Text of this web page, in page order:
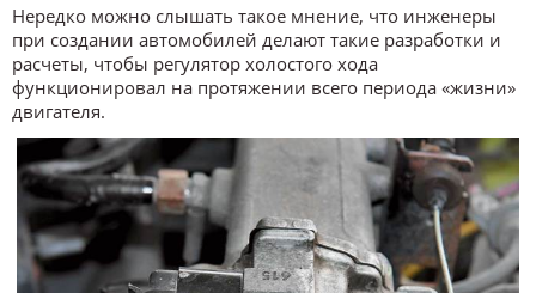
Нередко можно слышать такое мнение, что инженеры
при создании автомобилей делают такие разработки и
расчеты, чтобы регулятор холостого хода
функционировал на протяжении всего периода «жизни»
двигателя.